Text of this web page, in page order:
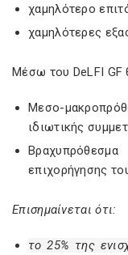
χαμηλότερο
χαμηλότερες
Μέσω του DeLFI GF
Μεσο-
ιδιωτικής
επιχορήγησης
Επισημαίνεται ότι:
το 25% της